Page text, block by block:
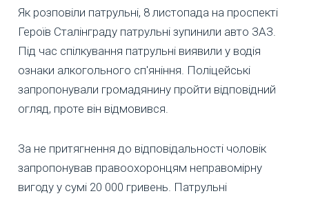
Як розповіли патрульні, 8 листопада на проспекті
Героїв Сталінграду патрульні зупинили авто ЗАЗ.
Під час спілкування патрульні виявили у водія
ознаки алкогольного сп'яніння. Поліцейські
запропонували громадянину пройти відповідний
огляд, проте він відмовився.
За не притягнення до відповідальності чоловік
запропонував правоохоронцям неправомірну
вигоду у сумі 20 000 гривень. Патрульні